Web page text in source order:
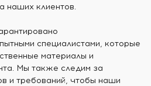
наших клиентов.
специалистами, которые
материалы и
Мы также следим за
и требований, чтобы наши